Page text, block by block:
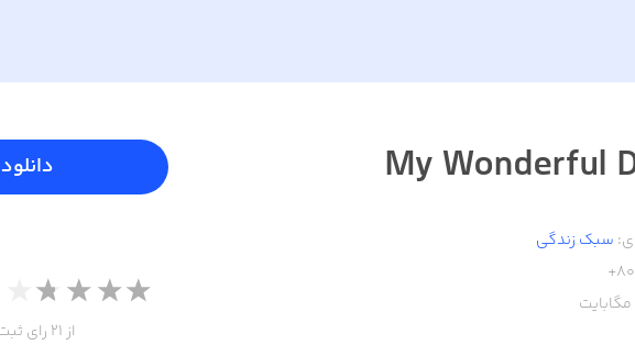
My Wonderful
سبک زندگی
مگابایت
دانلود
از 21 رای ثبت شده